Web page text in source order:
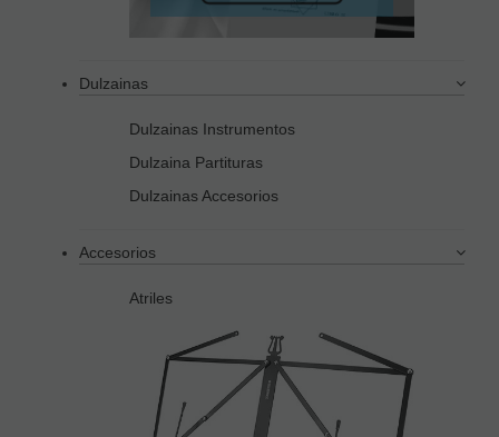
Dulzainas
Dulzainas Instrumentos
Dulzaina Partituras
Dulzainas Accesorios
Accesorios
Atriles